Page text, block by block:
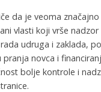
da je veoma
vlasti koji vrše nadzor
udruga i zaklada,
pranja novca i
bolje kontrole i